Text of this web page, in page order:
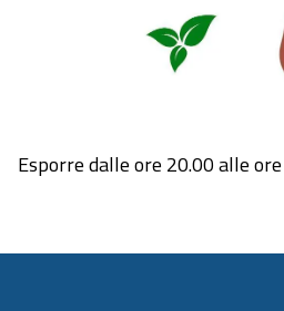
Esporre dalle ore 20.00 alle